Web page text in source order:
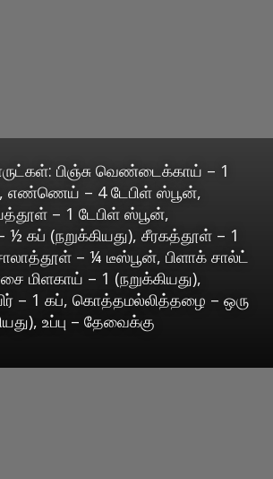
பிஞ்சு வெண்டைக்காய் – 1
எண்ணெய் – 4 டேபிள் ஸ்பூன்,
– 1 டேபிள் ஸ்பூன்,
கப் (நறுக்கியது), சீரகத்தூள் – 1
– ¼ டீஸ்பூன், பிளாக் சால்ட்
மிளகாய் – 1 (நறுக்கியது),
– 1 கப், கொத்தமல்லித்தழை – ஒரு
உப்பு – தேவைக்கு